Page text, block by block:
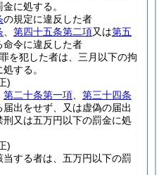
に処する。
の規定に違反した者
第四十五条第二項又は第五
命令に違反した者
を犯した者は、三月以下の拘
する。
)
第二十条第一項
第三十四条
届出をせず、又は虚偽の届出
又は五万円以下の罰金に処
)
当する者は、五万円以下の罰